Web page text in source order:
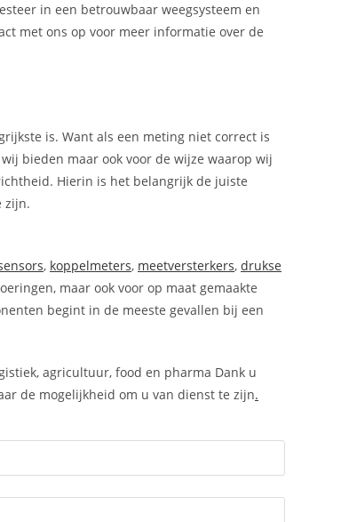
in een betrouwbaar weegsysteem en
met ons op voor meer informatie over de
is. Want als een meting niet correct is
bieden maar ook voor de wijze waarop wij
Hierin is het belangrijk de juiste
zijn.
, koppelmeters, meetversterkers, drukse
maar ook voor op maat gemaakte
begint in de meeste gevallen bij een
agricultuur, food en pharma Dank u
de mogelijkheid om u van dienst te zijn.